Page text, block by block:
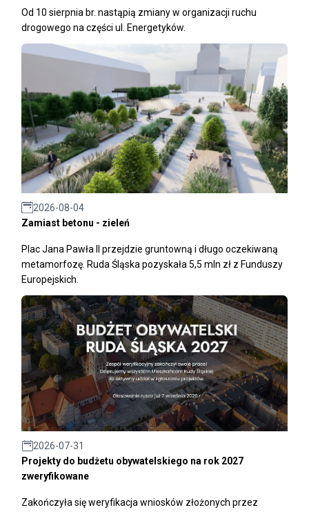
Od 10 sierpnia br. nastąpią zmiany w organizacji ruchu
drogowego na części ul. Energetyków.
2026-08-04
Zamiast betonu - zieleń
Plac Jana Pawła II przejdzie gruntowną i długo oczekiwaną
metamorfozę. Ruda Śląska pozyskała 5,5 mln zł z Funduszy
Europejskich.
2026-07-31
Projekty do budżetu obywatelskiego na rok 2027
zweryfikowane
Zakończyła się weryfikacja wniosków złożonych przez